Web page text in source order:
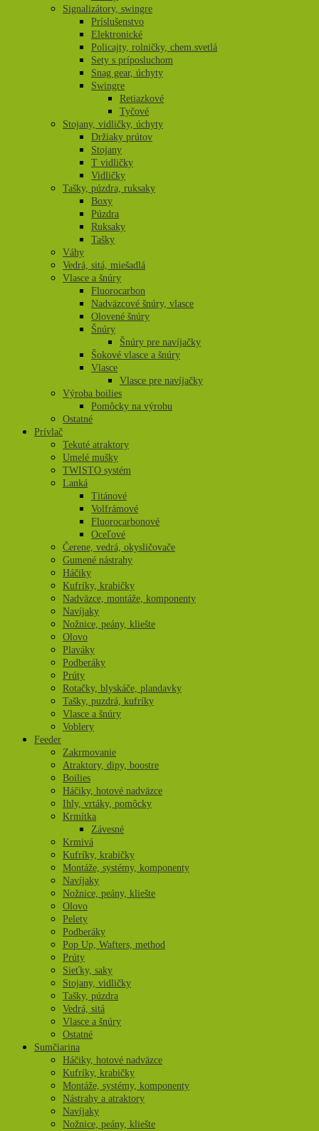
Signalizátory, swingre
Príslušenstvo
Elektronické
Policajty, rolničky, chem.svetlá
Sety s príposluchom
Snag gear, úchyty
Swingre
Retiazkové
Tyčové
Stojany, vidličky, úchyty
Držiaky prútov
Stojany
T vidličky
Vidličky
Tašky, púzdra, ruksaky
Boxy
Púzdra
Ruksaky
Tašky
Váhy
Vedrá, sitá, miešadlá
Vlasce a šnúry
Fluorocarbon
Nadväzcové šnúry, vlasce
Olovené šnúry
Šnúry
Šnúry pre navíjačky
Šokové vlasce a šnúry
Vlasce
Vlasce pre navíjačky
Výroba boilies
Pomôcky na výrobu
Ostatné
Prívlač
Tekuté atraktory
Umelé mušky
TWISTO systém
Lanká
Titánové
Volfrámové
Fluorocarbonové
Oceľové
Čerene, vedrá, okysličovače
Gumené nástrahy
Háčiky
Kufríky, krabičky
Nadväzce, montáže, komponenty
Navíjaky
Nožnice, peány, kliešte
Olovo
Plaváky
Podberáky
Prúty
Rotačky, blyskáče, plandavky
Tašky, puzdrá, kufríky
Vlasce a šnúry
Voblery
Feeder
Zakrmovanie
Atraktory, dipy, boostre
Boilies
Háčiky, hotové nadväzce
Ihly, vrtáky, pomôcky
Krmítka
Závesné
Krmivá
Kufríky, krabičky
Montáže, systémy, komponenty
Navíjaky
Nožnice, peány, kliešte
Olovo
Pelety
Podberáky
Pop Up, Wafters, method
Prúty
Sieťky, saky
Stojany, vidličky
Tašky, púzdra
Vedrá, sitá
Vlasce a šnúry
Ostatné
Sumčiarina
Háčiky, hotové nadväzce
Kufríky, krabičky
Montáže, systémy, komponenty
Nástrahy a atraktory
Navíjaky
Nožnice, peány, kliešte